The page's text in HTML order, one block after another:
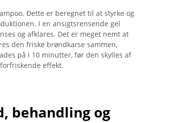
Dette er beregnet til at styrke og
I en ansigtsrensende gel
og afklares. Det er meget nemt at
den friske brøndkarse sammen,
på i 10 minutter, før den skylles af
effekt.
behandling og